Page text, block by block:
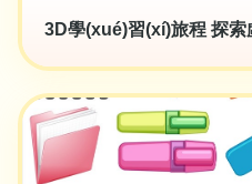
3D學(xué)習(xí)旅程 探索